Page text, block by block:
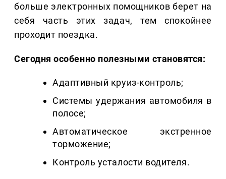
больше электронных помощников берет на
себя часть этих задач, тем спокойнее
проходит поездка.
Сегодня особенно полезными становятся:
Адаптивный круиз-контроль;
Системы удержания автомобиля в
полосе;
Автоматическое экстренное
торможение;
Контроль усталости водителя.